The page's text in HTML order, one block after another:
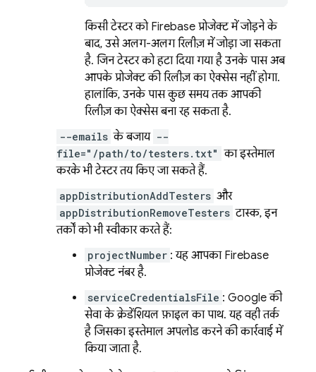
किसी टेस्टर को Firebase प्रोजेक्ट में जोड़ने के
बाद, उसे अलग-अलग रिलीज़ में जोड़ा जा सकता
है. जिन टेस्टर को हटा दिया गया है उनके पास अब
आपके प्रोजेक्ट की रिलीज़ का ऐक्सेस नहीं होगा.
हालांकि, उनके पास कुछ समय तक आपकी
रिलीज़ का ऐक्सेस बना रह सकता है.
--emails के बजाय --
file="/path/to/testers.txt" का इस्तेमाल
करके भी टेस्टर तय किए जा सकते हैं.
appDistributionAddTesters और
appDistributionRemoveTesters टास्क, इन
तर्कों को भी स्वीकार करते हैं:
projectNumber : यह आपका Firebase
प्रोजेक्ट नंबर है.
serviceCredentialsFile : Google की
सेवा के क्रेडेंशियल फ़ाइल का पाथ. यह वही तर्क
है जिसका इस्तेमाल अपलोड करने की कार्रवाई में
किया जाता है.